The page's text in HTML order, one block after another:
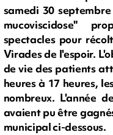
samedi 30
mucoviscidose"
spectacles pour
Virades de l'espoir.
de vie des patients
heures à 17 heures,
nombreux. L'année
avaient pu être
municipal ci-dessous.